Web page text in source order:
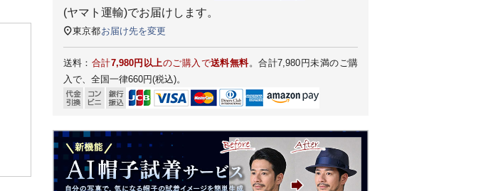
(ヤマト運輸)でお届けします。
東京都お届け先を変更
送料： 合計7,980円以上のご購入で送料無料。合計7,980円未満のご購
入で、全国一律660円(税込)。